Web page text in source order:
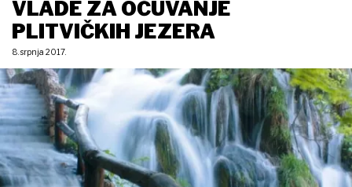
VLADE ZA OČUVANJE
PLITVIČKIH JEZERA
8. srpnja 2017.